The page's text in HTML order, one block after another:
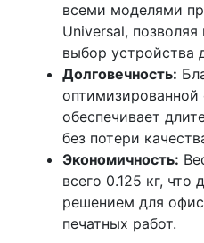
всеми моделями
Universal,
выбор устройства
Долговечность:
обеспечивает
без потери
Экономичность:
всего 0.125 кг, что
решением для
печатных работ.